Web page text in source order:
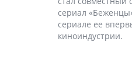
сериал
сериале ее
киноиндустрии.